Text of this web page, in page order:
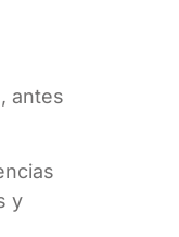
antes
y